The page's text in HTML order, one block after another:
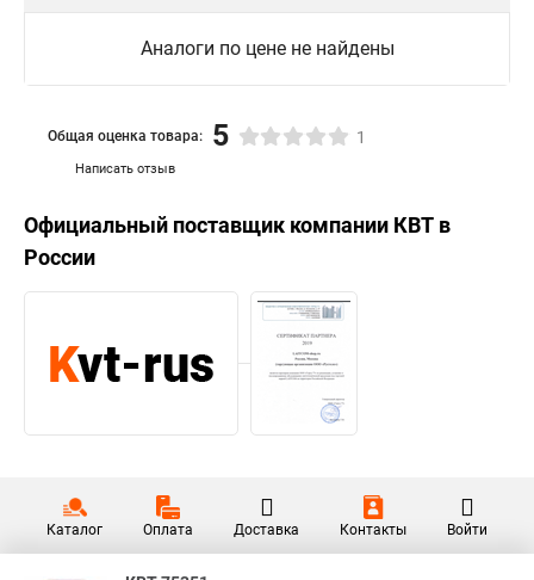
Аналоги по цене не найдены
Написать отзыв
Общая оценка товара: 5 1
Официальный поставщик компании КВТ в
России
Каталог Оплата Доставка Контакты Войти